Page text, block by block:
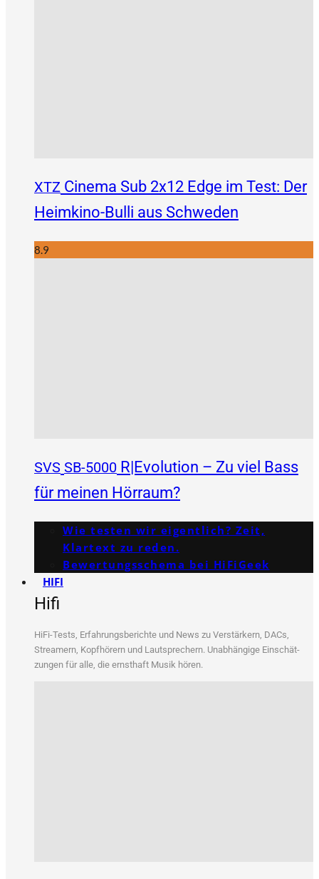
XTZ Cinema Sub 2x12 Edge im Test: Der
Heimkino-Bulli aus Schweden
8.9
SVS SB-5000 R|Evolution – Zu viel Bass
für meinen Hörraum?
Wie testen wir eigentlich? Zeit,
Klartext zu reden.
Bewertungs­schema bei HiFiGeek
HIFI
Hifi
HiFi-Tests, Erfah­rungs­be­rich­te und News zu Ver­stär­kern, DACs,
Strea­mern, Kopf­hö­rern und Laut­spre­chern. Unab­hän­gi­ge Ein­schät­
zun­gen für alle, die ernst­haft Musik hören.